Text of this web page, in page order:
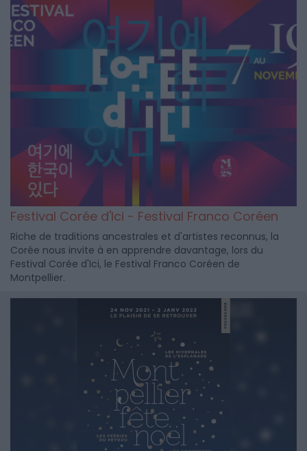
Festival Corée d'Ici - Festival Franco Coréen
Riche de traditions ancestrales et d'artistes reconnus, la
Corée nous invite à en apprendre davantage, lors du
Festival Corée d'Ici, le Festival Franco Coréen de
Montpellier.